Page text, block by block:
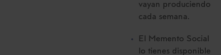
vayan produciendo
cada semana.
El Memento Social
lo tienes disponible